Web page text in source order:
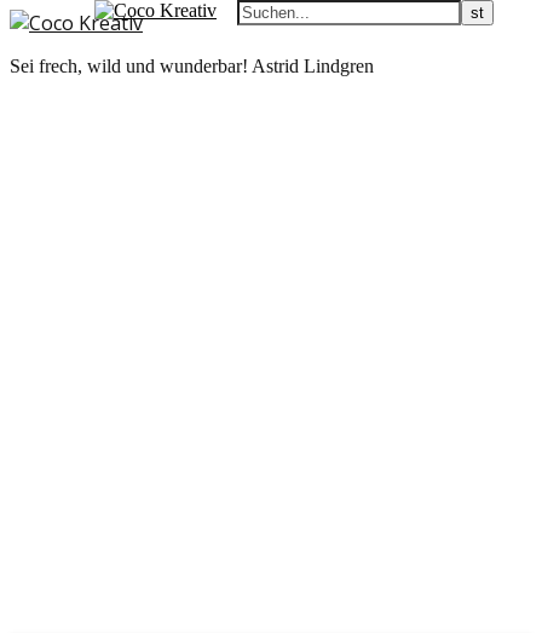
Sei frech, wild und wunderbar! Astrid Lindgren